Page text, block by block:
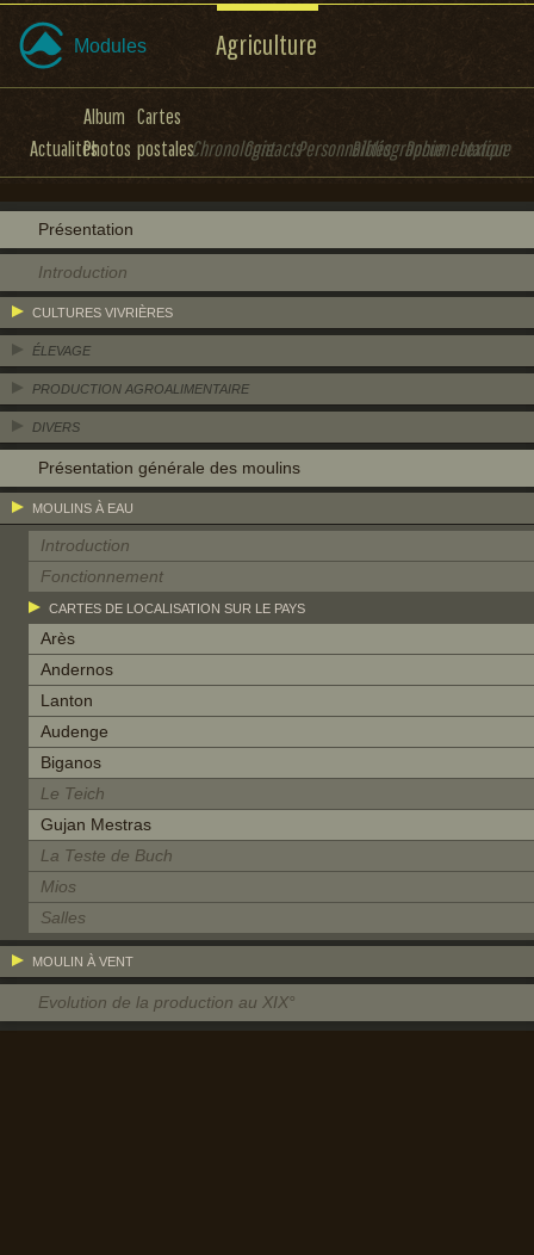
Modules Agriculture
Actualités
Album
Photos
Cartes
postalesChronologieContactsPersonnalitésBibliographieDocumentation
Lexique
Présentation
Introduction
CULTURES VIVRIÈRES
ÉLEVAGE
PRODUCTION AGROALIMENTAIRE
DIVERS
Présentation générale des moulins
MOULINS À EAU
Introduction
Fonctionnement
CARTES DE LOCALISATION SUR LE PAYS
Arès
Andernos
Lanton
Audenge
Biganos
Le Teich
Gujan Mestras
La Teste de Buch
Mios
Salles
MOULIN À VENT
Evolution de la production au XIX°